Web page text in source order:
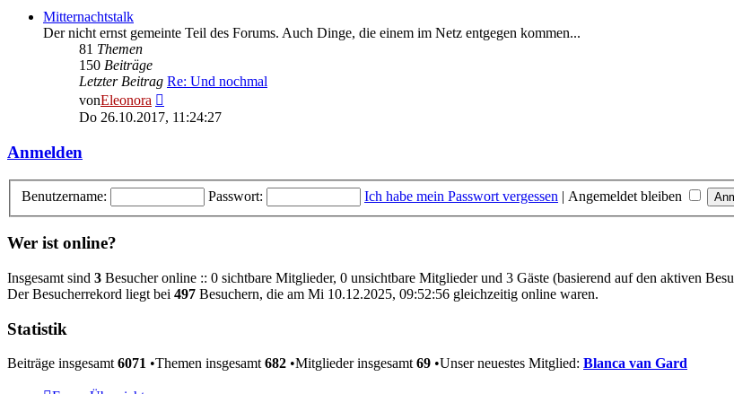
Mitternachtstalk
Der nicht ernst gemeinte Teil des Forums. Auch Dinge, die einem im Netz entgegen kommen...
81 Themen
150 Beiträge
Letzter Beitrag Re: Und nochmal
vonEleonora
Beitrag
Do 26.10.2017, 11:24:27
Anmelden
Benutzername: Passwort: Ich habe mein Passwort vergessen | Angemeldet bleiben
Wer ist online?
Insgesamt sind 3 Besucher online :: 0 sichtbare Mitglieder, 0 unsichtbare Mitglieder und 3 Gäste (basierend auf den aktiven
Der Besucherrekord liegt bei 497 Besuchern, die am Mi 10.12.2025, 09:52:56 gleichzeitig online waren.
Statistik
Beiträge insgesamt 6071 •Themen insgesamt 682 •Mitglieder insgesamt 69 •Unser neuestes Mitglied: Blanca van Gard